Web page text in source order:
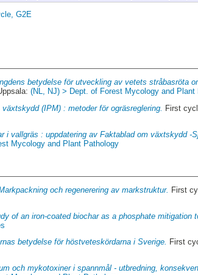
G2E
betydelse för utveckling av vetets stråbasröta
(NL, NJ) > Dept. of Forest Mycology and Plant
växtskydd (IPM) : metoder för ogräsreglering. First
i vallgräs : uppdatering av Faktablad om växtskydd -
Mycology and Plant Pathology
och regenerering av markstruktur. First
of an iron-coated biochar as a phosphate mitigation
betydelse för höstveteskördarna i Sverige. First
och mykotoxiner i spannmål - utbredning,